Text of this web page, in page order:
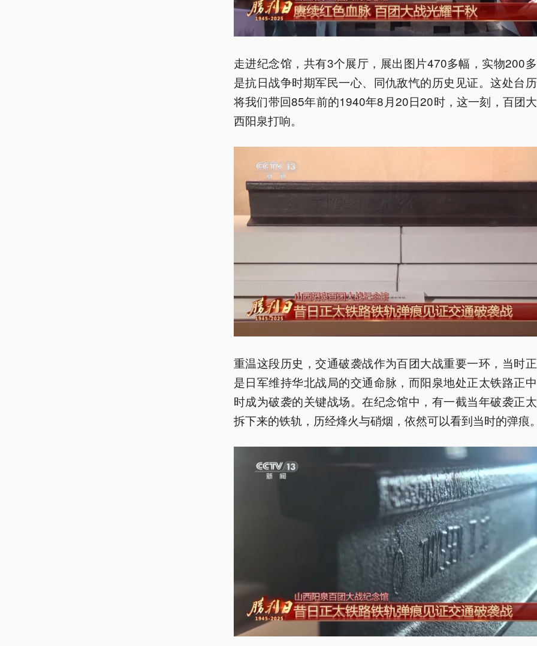
走进纪念馆，共有3个展厅，展出图片470多幅，实物200
是抗日战争时期军民一心、同仇敌忾的历史见证。这处台
将我们带回85年前的1940年8月20日20时，这一刻，百团
西阳泉打响。
重温这段历史，交通破袭战作为百团大战重要一环，当时
是日军维持华北战局的交通命脉，而阳泉地处正太铁路正
时成为破袭的关键战场。在纪念馆中，有一截当年破袭正
拆下来的铁轨，历经烽火与硝烟，依然可以看到当时的弹痕